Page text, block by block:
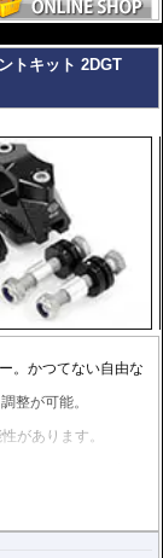
トキット 2DGT
。かつてない自由な
整が可能。
があります。
ンドルバーを直径28.